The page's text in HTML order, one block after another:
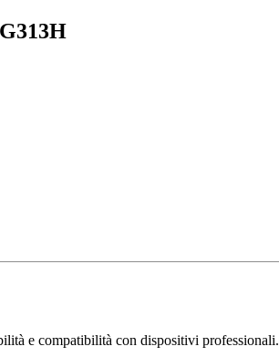
e compatibilità con dispositivi professionali.